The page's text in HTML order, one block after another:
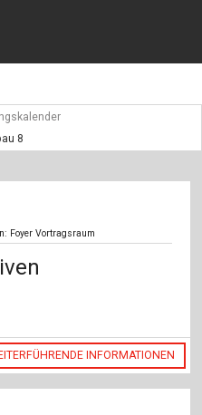
8
Foyer Vortragsraum
INFORMATIONEN